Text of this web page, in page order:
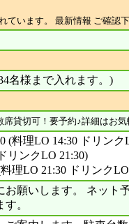
ています。 最新情報 ご確認
名様まで入れます。)
席貸切可！要予約♪詳細はお
(料理LO 14:30 ドリンク
リンクLO 21:30)
理LO 21:30 ドリンク
お願いします。 ネット
。